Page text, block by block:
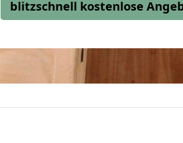
blitzschnell kostenlose